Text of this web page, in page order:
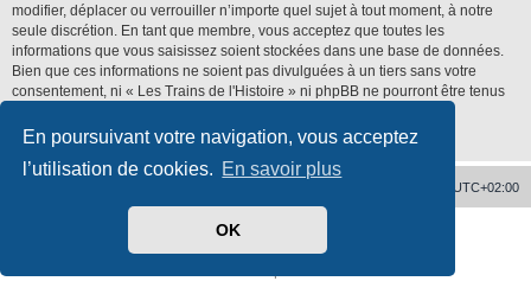
En poursuivant votre navigation, vous acceptez
l’utilisation de cookies. En savoir plus
OK
modifier, déplacer ou verrouiller n’importe quel sujet à tout moment, à notre
seule discrétion. En tant que membre, vous acceptez que toutes les
informations que vous saisissez soient stockées dans une base de données.
Bien que ces informations ne soient pas divulguées à un tiers sans votre
consentement, ni « Les Trains de l'Histoire » ni phpBB ne pourront être tenus
compromission des données.
UTC+02:00
phpBB ® Forum Software © phpBB Limited
phpBB-fr.com